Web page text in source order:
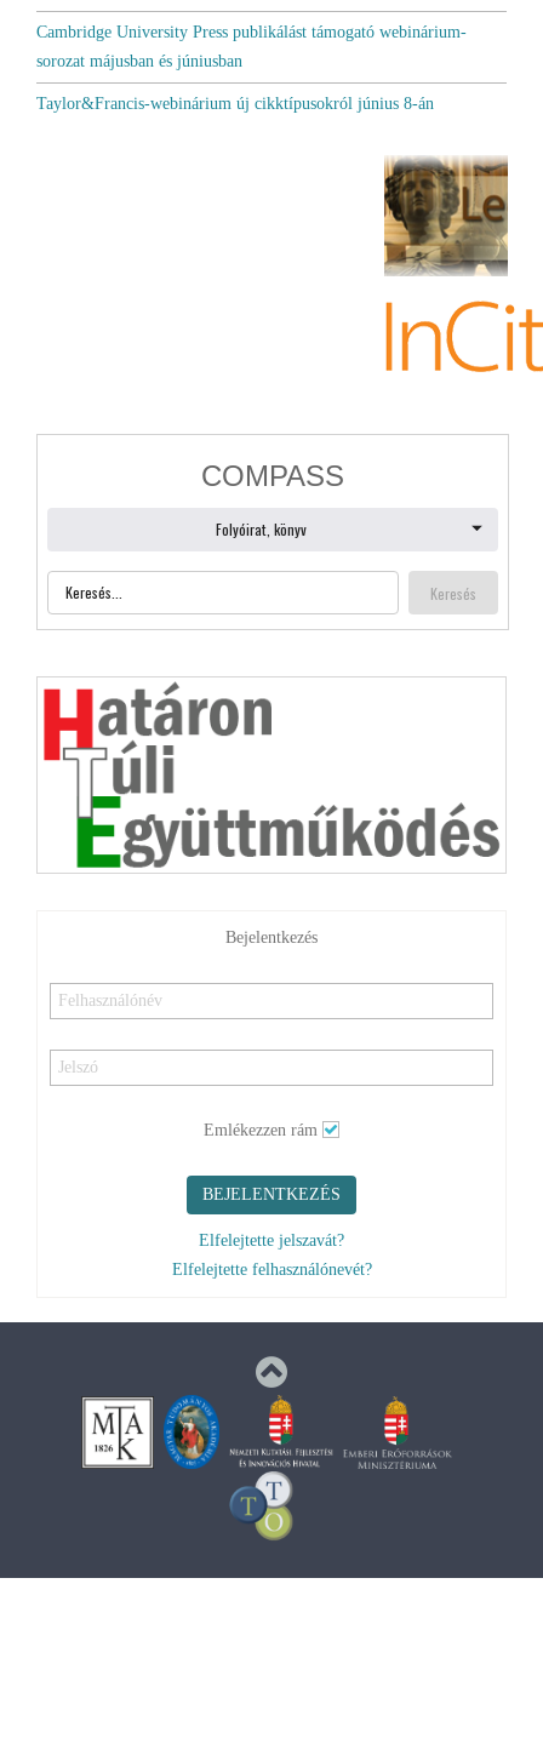
Cambridge University Press publikálást támogató webinárium-
sorozat májusban és júniusban
Taylor&Francis-webinárium új cikktípusokról június 8-án
Bejelentkezés
Elfelejtette jelszavát?